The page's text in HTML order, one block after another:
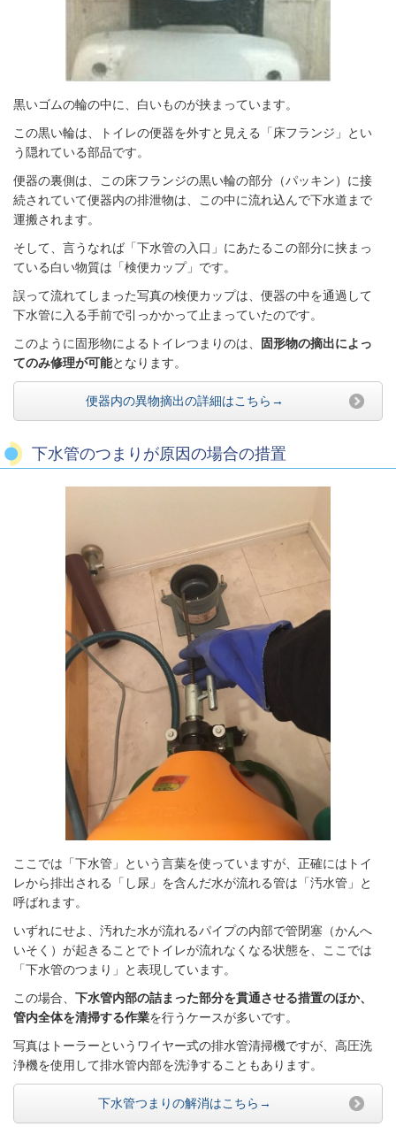
黒いゴムの輪の中に、白いものが挟まっています。
この黒い輪は、トイレの便器を外すと見える「床フランジ」とい
う隠れている部品です。
便器の裏側は、この床フランジの黒い輪の部分（パッキン）に接
続されていて便器内の排泄物は、この中に流れ込んで下水道まで
運搬されます。
そして、言うなれば「下水管の入口」にあたるこの部分に挟まっ
ている白い物質は「検便カップ」です。
誤って流れてしまった写真の検便カップは、便器の中を通過して
下水管に入る手前で引っかかって止まっていたのです。
このように固形物によるトイレつまりのは、
固形物の摘出によっ
てのみ修理が可能となります。
便器内の異物摘出の詳細はこちら→
下水管のつまりが原因の場合の措置
ここでは「下水管」という言葉を使っていますが、正確にはトイ
レから排出される「し尿」を含んだ水が流れる管は「汚水管」と
呼ばれます。
いずれにせよ、汚れた水が流れるパイプの内部で管閉塞（かんへ
いそく）が起きることでトイレが流れなくなる状態を、ここでは
「下水管のつまり」と表現しています。
この場合、 下水管内部の詰まった部分を貫通させる措置のほか、
管内全体を清掃する作業を行うケースが多いです。
写真はトーラーというワイヤー式の排水管清掃機ですが、高圧洗
浄機を使用して排水管内部を洗浄することもあります。
下水管つまりの解消はこちら→